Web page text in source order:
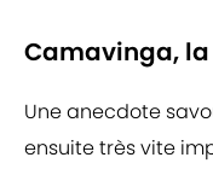
Camavinga,
Une anecdote
ensuite très vite